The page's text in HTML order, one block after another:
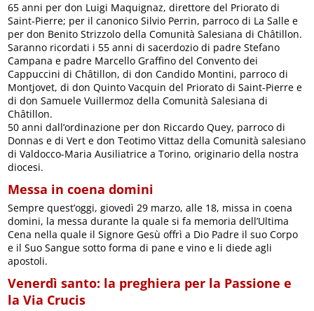
65 anni per don Luigi Maquignaz, direttore del Priorato di
Saint-Pierre; per il canonico Silvio Perrin, parroco di La Salle e
per don Benito Strizzolo della Comunità Salesiana di Châtillon.
Saranno ricordati i 55 anni di sacerdozio di padre Stefano
Campana e padre Marcello Graffino del Convento dei
Cappuccini di Châtillon, di don Candido Montini, parroco di
Montjovet, di don Quinto Vacquin del Priorato di Saint-Pierre e
di don Samuele Vuillermoz della Comunità Salesiana di
Châtillon.
50 anni dall’ordinazione per don Riccardo Quey, parroco di
Donnas e di Vert e don Teotimo Vittaz della Comunità salesiano
di Valdocco-Maria Ausiliatrice a Torino, originario della nostra
diocesi.
Messa in coena domini
Sempre quest’oggi, giovedì 29 marzo, alle 18, missa in coena
domini, la messa durante la quale si fa memoria dell’Ultima
Cena nella quale il Signore Gesù offrì a Dio Padre il suo Corpo
e il Suo Sangue sotto forma di pane e vino e li diede agli
apostoli.
Venerdì santo: la preghiera per la Passione e
la Via Crucis